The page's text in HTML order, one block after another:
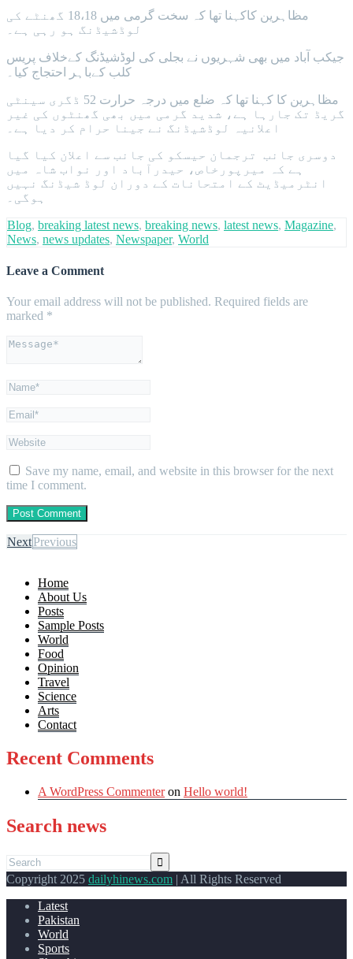
مظاہرین کاکہنا تھا کہ سخت گرمی میں 18،18 گھنٹے کی
لوڈشیڈنگ ہو رہی ہے۔
جیکب آباد میں بھی شہریوں نے بجلی کی لوڈشیڈنگ کےخلاف پریس
کلب کےباہر احتجاج کیا۔
مظاہرین کا کہنا تھا کہ ضلع میں درجہ حرارت 52 ڈگری سینٹی
گریڈ تک جارہا ہے، شدید گرمی میں بھی گھنٹوں کی غیر
اعلانیہ لوڈشیڈنگ نے جینا حرام کر دیا ہے۔
دوسری جانب ترجمان حیسکو کی جانب سے اعلان کیا گیا
ہے کہ میرپورخاص، حیدرآباد اور نواب شاہ میں
انٹرمیڈیٹ کے امتحانات کے دوران لوڈ شیڈنگ نہیں
ہوگی۔
Blog, breaking latest news, breaking news, latest news, Magazine,
News, news updates, Newspaper, World
Leave a Comment
Your email address will not be published. Required fields are
marked *
Save my name, email, and website in this browser for the next
time I comment.
NextPrevious
Home
About Us
Posts
Sample Posts
World
Food
Opinion
Travel
Science
Arts
Contact
Recent Comments
A WordPress Commenteron Hello world!
Search news
Copyright 2025 dailyhinews.com | All Rights Reserved
Latest
Pakistan
World
Sports